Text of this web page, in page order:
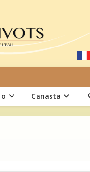
Canasta